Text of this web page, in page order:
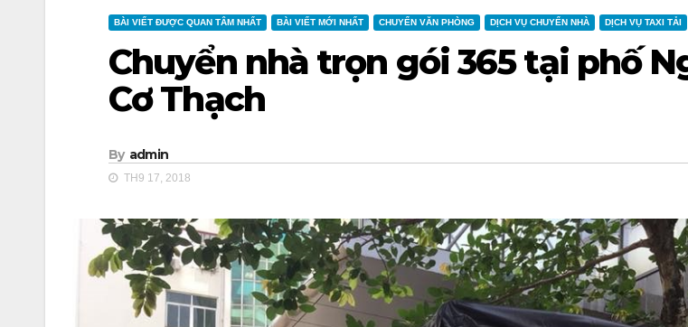
BÀI VIẾT ĐƯỢC QUAN TÂM NHẤT BÀI VIẾT MỚI NHẤT CHUYỂN VĂN PHÒNG DỊCH VỤ CHUYỂN NHÀ DỊCH VỤ TAXI TẢI
Chuyển nhà trọn gói 365 tại phố
Cơ Thạch
By admin
TH9 17, 2018